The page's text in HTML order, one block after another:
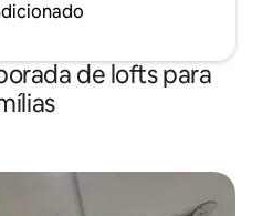
de lofts para